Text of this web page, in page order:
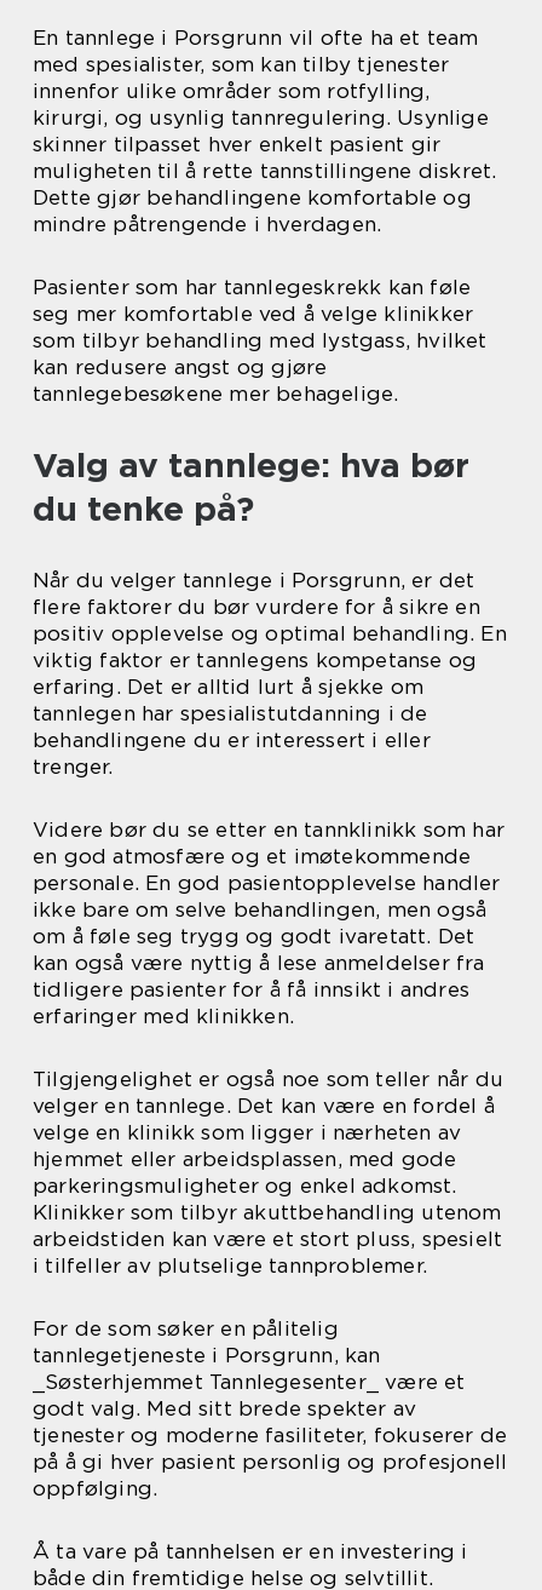
En tannlege i Porsgrunn vil ofte ha et team
med spesialister, som kan tilby tjenester
innenfor ulike områder som rotfylling,
kirurgi, og usynlig tannregulering. Usynlige
skinner tilpasset hver enkelt pasient gir
muligheten til å rette tannstillingene diskret.
Dette gjør behandlingene komfortable og
mindre påtrengende i hverdagen.
Pasienter som har tannlegeskrekk kan føle
seg mer komfortable ved å velge klinikker
som tilbyr behandling med lystgass, hvilket
kan redusere angst og gjøre
tannlegebesøkene mer behagelige.
Valg av tannlege: hva bør
du tenke på?
Når du velger tannlege i Porsgrunn, er det
flere faktorer du bør vurdere for å sikre en
positiv opplevelse og optimal behandling. En
viktig faktor er tannlegens kompetanse og
erfaring. Det er alltid lurt å sjekke om
tannlegen har spesialistutdanning i de
behandlingene du er interessert i eller
trenger.
Videre bør du se etter en tannklinikk som har
en god atmosfære og et imøtekommende
personale. En god pasientopplevelse handler
ikke bare om selve behandlingen, men også
om å føle seg trygg og godt ivaretatt. Det
kan også være nyttig å lese anmeldelser fra
tidligere pasienter for å få innsikt i andres
erfaringer med klinikken.
Tilgjengelighet er også noe som teller når du
velger en tannlege. Det kan være en fordel å
velge en klinikk som ligger i nærheten av
hjemmet eller arbeidsplassen, med gode
parkeringsmuligheter og enkel adkomst.
Klinikker som tilbyr akuttbehandling utenom
arbeidstiden kan være et stort pluss, spesielt
i tilfeller av plutselige tannproblemer.
For de som søker en pålitelig
tannlegetjeneste i Porsgrunn, kan
_Søsterhjemmet Tannlegesenter_ være et
godt valg. Med sitt brede spekter av
tjenester og moderne fasiliteter, fokuserer de
på å gi hver pasient personlig og profesjonell
oppfølging.
Å ta vare på tannhelsen er en investering i
både din fremtidige helse og selvtillit.